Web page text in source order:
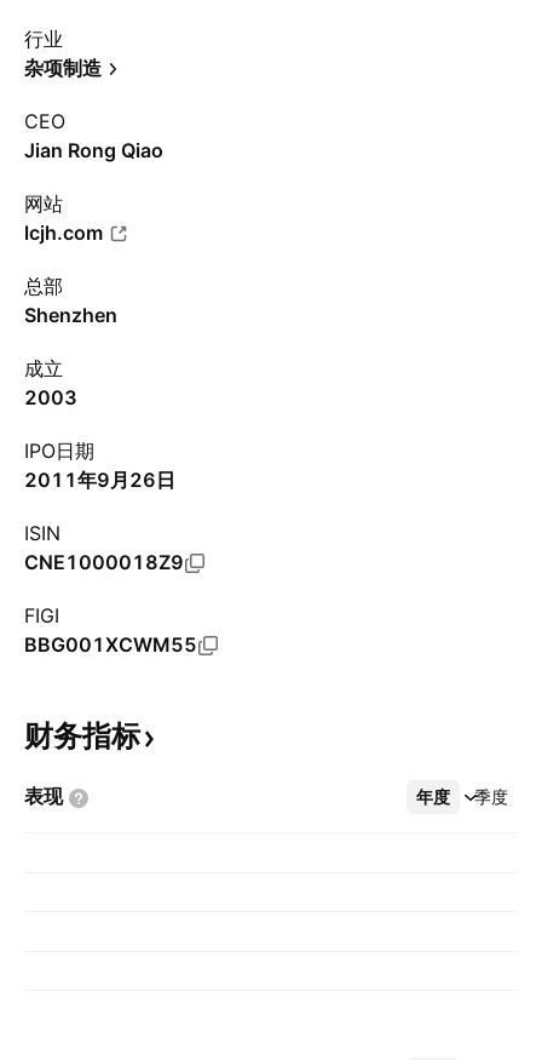
行业
杂项制造
CEO
Jian Rong Qiao
网站
lcjh.com
总部
Shenzhen
成立
2003
IPO日期
2011年9月26日
ISIN
CNE1000018Z9
FIGI
BBG001XCWM55
财务指标
表现 年度 季度
更多